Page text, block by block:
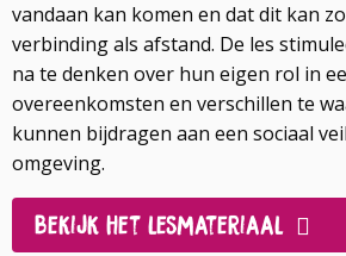
vandaan kan komen en dat dit kan
verbinding als afstand. De les
na te denken over hun eigen rol in
overeenkomsten en verschillen te
kunnen bijdragen aan een sociaal
omgeving.
Bekijk het lesmateriaal